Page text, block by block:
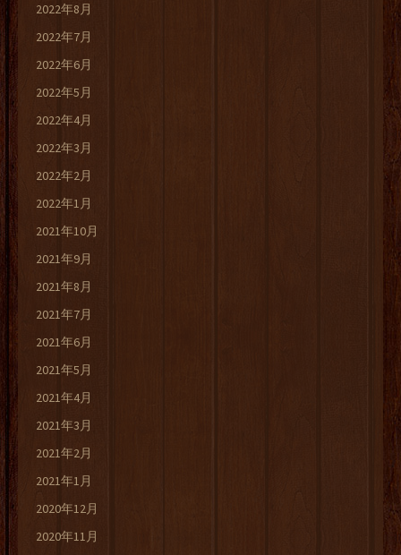
2022年8月
2022年7月
2022年6月
2022年5月
2022年4月
2022年3月
2022年2月
2022年1月
2021年10月
2021年9月
2021年8月
2021年7月
2021年6月
2021年5月
2021年4月
2021年3月
2021年2月
2021年1月
2020年12月
2020年11月